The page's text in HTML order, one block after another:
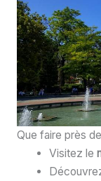
Que faire près
Visitez le